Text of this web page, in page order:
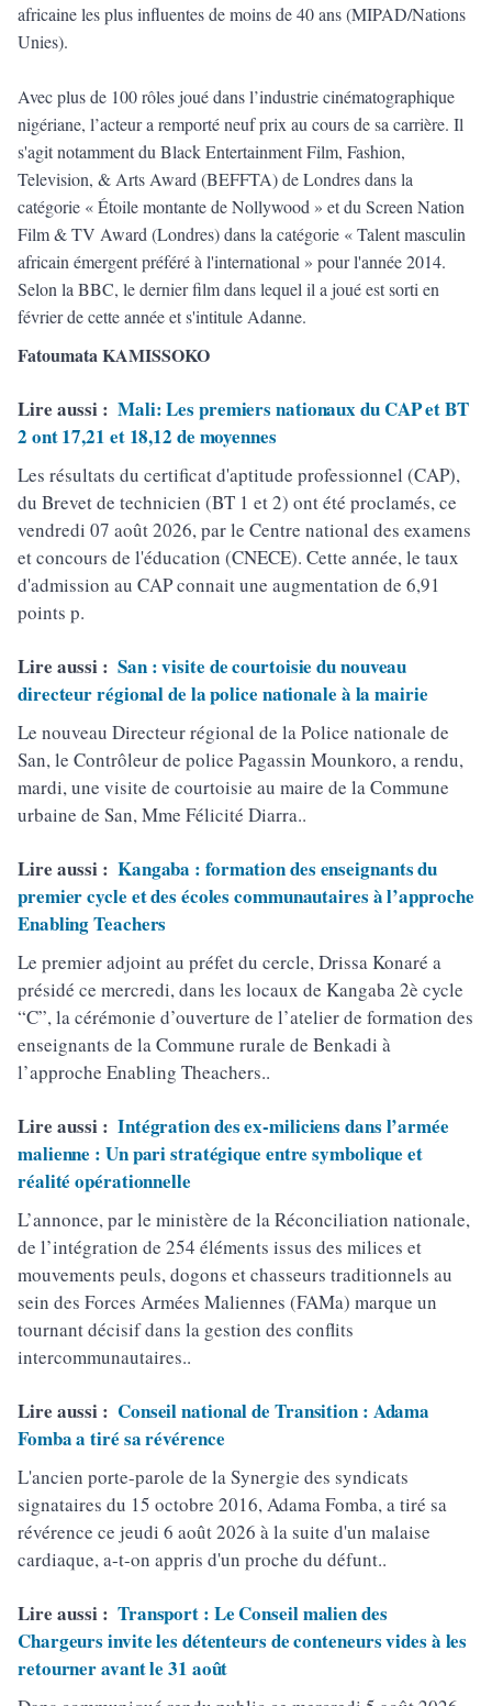
africaine les plus influentes de moins de 40 ans (MIPAD/Nations
Unies).
Avec plus de 100 rôles joué dans l’industrie cinématographique
nigériane, l’acteur a remporté neuf prix au cours de sa carrière. Il
s'agit notamment du Black Entertainment Film, Fashion,
Television, & Arts Award (BEFFTA) de Londres dans la
catégorie « Étoile montante de Nollywood » et du Screen Nation
Film & TV Award (Londres) dans la catégorie « Talent masculin
africain émergent préféré à l'international » pour l'année 2014.
Selon la BBC, le dernier film dans lequel il a joué est sorti en
février de cette année et s'intitule Adanne.
Fatoumata KAMISSOKO
Lire aussi : Mali: Les premiers nationaux du CAP et BT
2 ont 17,21 et 18,12 de moyennes
Les résultats du certificat d'aptitude professionnel (CAP),
du Brevet de technicien (BT 1 et 2) ont été proclamés, ce
vendredi 07 août 2026, par le Centre national des examens
et concours de l'éducation (CNECE). Cette année, le taux
d'admission au CAP connait une augmentation de 6,91
points p.
Lire aussi : San : visite de courtoisie du nouveau
directeur régional de la police nationale à la mairie
Le nouveau Directeur régional de la Police nationale de
San, le Contrôleur de police Pagassin Mounkoro, a rendu,
mardi, une visite de courtoisie au maire de la Commune
urbaine de San, Mme Félicité Diarra..
Lire aussi : Kangaba : formation des enseignants du
premier cycle et des écoles communautaires à l’approche
Enabling Teachers
Le premier adjoint au préfet du cercle, Drissa Konaré a
présidé ce mercredi, dans les locaux de Kangaba 2è cycle
“C”, la cérémonie d’ouverture de l’atelier de formation des
enseignants de la Commune rurale de Benkadi à
l’approche Enabling Theachers..
Lire aussi : Intégration des ex-miliciens dans l’armée
malienne : Un pari stratégique entre symbolique et
réalité opérationnelle
L’annonce, par le ministère de la Réconciliation nationale,
de l’intégration de 254 éléments issus des milices et
mouvements peuls, dogons et chasseurs traditionnels au
sein des Forces Armées Maliennes (FAMa) marque un
tournant décisif dans la gestion des conflits
intercommunautaires..
Lire aussi : Conseil national de Transition : Adama
Fomba a tiré sa révérence
L'ancien porte-parole de la Synergie des syndicats
signataires du 15 octobre 2016, Adama Fomba, a tiré sa
révérence ce jeudi 6 août 2026 à la suite d'un malaise
cardiaque, a-t-on appris d'un proche du défunt..
Lire aussi : Transport : Le Conseil malien des
Chargeurs invite les détenteurs de conteneurs vides à les
retourner avant le 31 août